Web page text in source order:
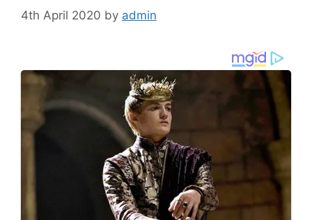
4th April 2020 by admin